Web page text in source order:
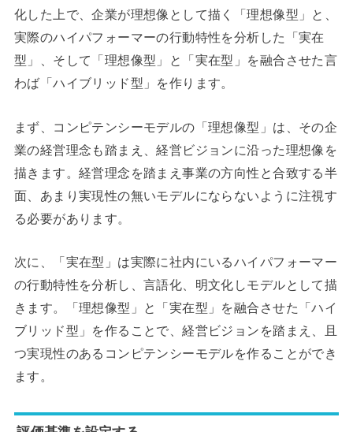
化した上で、企業が理想像として描く「理想像型」と、
実際のハイパフォーマーの行動特性を分析した「実在
型」、そして「理想像型」と「実在型」を融合させた言
わば「ハイブリッド型」を作ります。
まず、コンピテンシーモデルの「理想像型」は、その企
業の経営理念も踏まえ、経営ビジョンに沿った理想像を
描きます。経営理念を踏まえ事業の方向性と合致する半
面、あまり実現性の無いモデルにならないように注視す
る必要があります。
次に、「実在型」は実際に社内にいるハイパフォーマー
の行動特性を分析し、言語化、明文化しモデルとして描
きます。「理想像型」と「実在型」を融合させた「ハイ
ブリッド型」を作ることで、経営ビジョンを踏まえ、且
つ実現性のあるコンピテンシーモデルを作ることができ
ます。